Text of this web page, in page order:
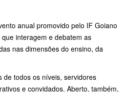
anual promovido pelo IF Goiano
interagem e debatem as
nas dimensões do ensino, da
de todos os níveis, servidores
e convidados. Aberto, também,